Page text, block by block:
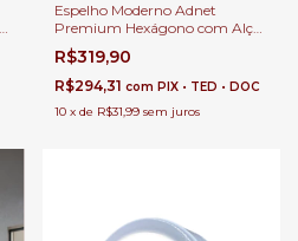
Espelho Moderno Adnet
Premium Hexágono com Alça
de Couro Para Banheiro,
Penteadeira, Salão de Beleza e
Lojas
R$319,90
R$294,31 com PIX • TED • DOC
10 x de R$31,99 sem juros